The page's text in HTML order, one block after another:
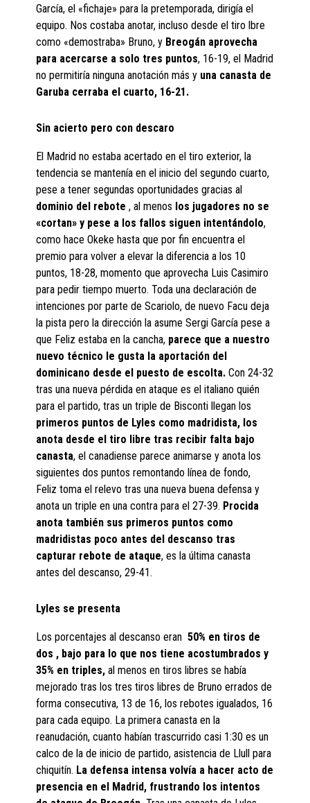
García, el «fichaje» para la pretemporada, dirigía el
equipo. Nos costaba anotar, incluso desde el tiro lbre
como «demostraba» Bruno, y Breogán aprovecha
para acercarse a solo tres puntos, 16-19, el Madrid
no permitiría ninguna anotación más y una canasta de
Garuba cerraba el cuarto, 16-21.
Sin acierto pero con descaro
El Madrid no estaba acertado en el tiro exterior, la
tendencia se mantenía en el inicio del segundo cuarto,
pese a tener segundas oportunidades gracias al
dominio del rebote , al menos los jugadores no se
«cortan» y pese a los fallos siguen intentándolo,
como hace Okeke hasta que por fin encuentra el
premio para volver a elevar la diferencia a los 10
puntos, 18-28, momento que aprovecha Luis Casimiro
para pedir tiempo muerto. Toda una declaración de
intenciones por parte de Scariolo, de nuevo Facu deja
la pista pero la dirección la asume Sergi García pese a
que Feliz estaba en la cancha, parece que a nuestro
nuevo técnico le gusta la aportación del
dominicano desde el puesto de escolta. Con 24-32
tras una nueva pérdida en ataque es el italiano quién
para el partido, tras un triple de Bisconti llegan los
primeros puntos de Lyles como madridista, los
anota desde el tiro libre tras recibir falta bajo
canasta, el canadiense parece animarse y anota los
siguientes dos puntos remontando línea de fondo,
Feliz toma el relevo tras una nueva buena defensa y
anota un triple en una contra para el 27-39. Procida
anota también sus primeros puntos como
madridistas poco antes del descanso tras
capturar rebote de ataque, es la última canasta
antes del descanso, 29-41.
Lyles se presenta
Los porcentajes al descanso eran50% en tiros de
dos , bajo para lo que nos tiene acostumbrados y
35% en triples, al menos en tiros libres se había
mejorado tras los tres tiros libres de Bruno errados de
forma consecutiva, 13 de 16, los rebotes igualados, 16
para cada equipo. La primera canasta en la
reanudación, cuanto habían trascurrido casi 1:30 es un
calco de la de inicio de partido, asistencia de Llull para
chiquitín. La defensa intensa volvía a hacer acto de
presencia en el Madrid, frustrando los intentos